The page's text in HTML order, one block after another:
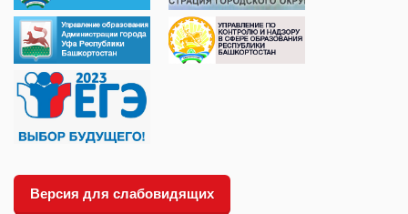
Версия для слабовидящих